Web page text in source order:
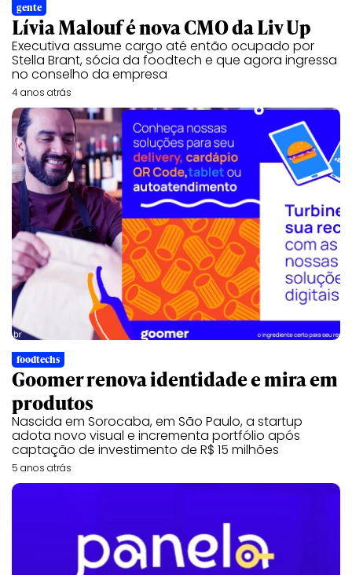
gente
Lívia Malouf é nova CMO da Liv Up
Executiva assume cargo até então ocupado por
Stella Brant, sócia da foodtech e que agora ingressa
no conselho da empresa
4 anos atrás
foodtechs
Goomer renova identidade e mira em
produtos
Nascida em Sorocaba, em São Paulo, a startup
adota novo visual e incrementa portfólio após
captação de investimento de R$ 15 milhões
5 anos atrás